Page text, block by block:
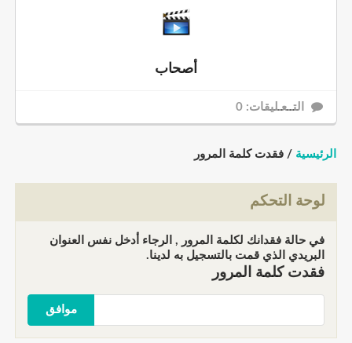
أصحاب
التــعـليقات: 0
الرئيسية / فقدت كلمة المرور
لوحة التحكم
في حالة فقدانك لكلمة المرور , الرجاء أدخل نفس العنوان
البريدي الذي قمت بالتسجيل به لدينا.
فقدت كلمة المرور
موافق